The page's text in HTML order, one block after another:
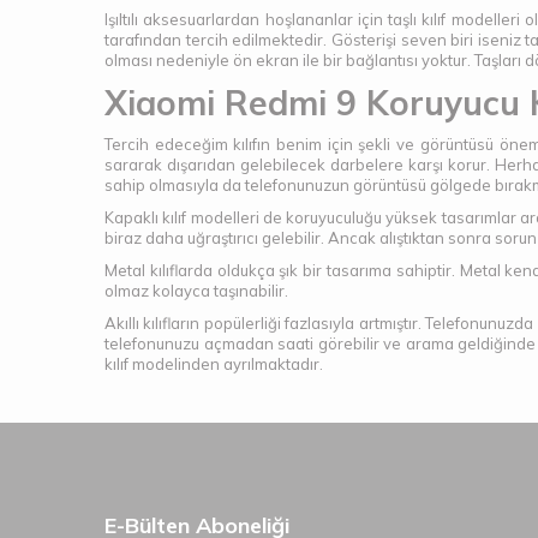
Işıltılı aksesuarlardan hoşlananlar için taşlı kılıf
tarafından tercih edilmektedir. Gösterişi seven biri iseniz
olması nedeniyle ön ekran ile bir bağlantısı yoktur.
Xiaomi Redmi 9 Koruyucu
Tercih edeceğim kılıfın benim için şekli ve görüntüsü
sararak dışarıdan gelebilecek darbelere karşı korur.
sahip olmasıyla da telefonunuzun görüntüsü gölgede
Kapaklı kılıf modelleri de koruyuculuğu yüksek tasarımlar
biraz daha uğraştırıcı gelebilir. Ancak alıştıktan sonra
Metal kılıflarda oldukça şık bir tasarıma sahiptir. Metal
olmaz kolayca taşınabilir.
Akıllı kılıfların popülerliği fazlasıyla artmıştır.
telefonunuzu açmadan saati görebilir ve arama geldiğinde
kılıf modelinden ayrılmaktadır.
E-Bülten Aboneliği